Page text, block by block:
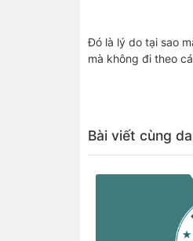
Đó là lý do tại sao
mà không đi theo
Bài viết cùng